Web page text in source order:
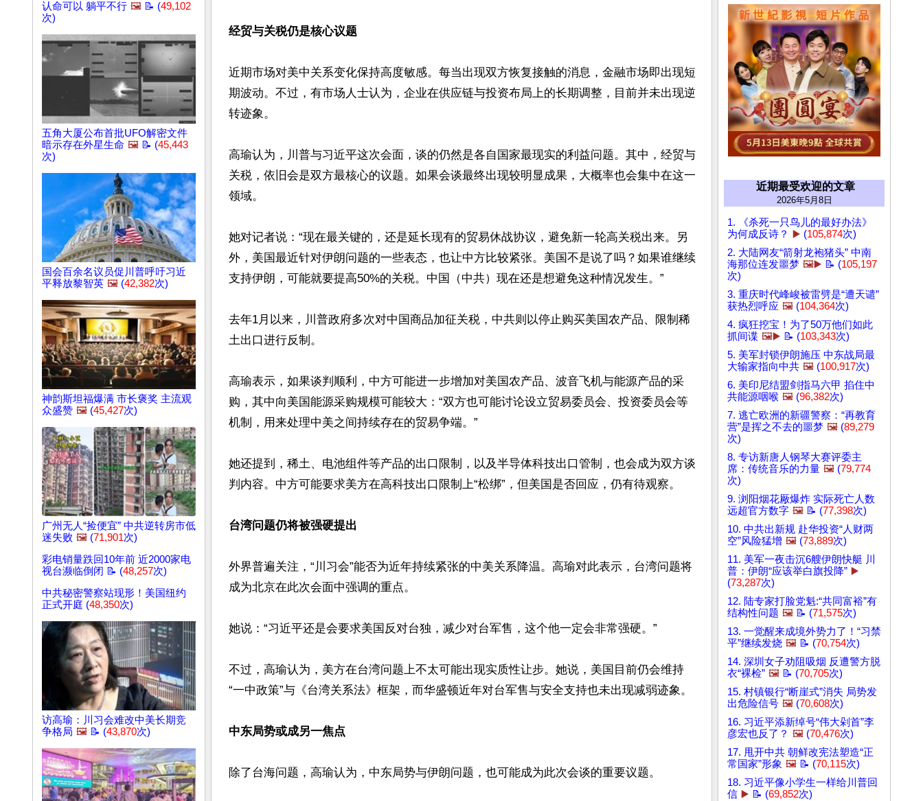
认命可以 躺平不行 🖼️ 📝 (49,102
次)
五角大厦公布首批UFO解密文件
暗示存在外星生命 🖼️ 📝 (45,443
次)
国会百余名议员促川普呼吁习近
平释放黎智英 🖼️ (42,382次)
神韵斯坦福爆满 市长褒奖 主流观
众盛赞 🖼️ (45,427次)
广州无人“捡便宜” 中共逆转房市低
迷失败 🖼️ (71,901次)
彩电销量跌回10年前 近2000家电
视台濒临倒闭 📝 (48,257次)
中共秘密警察站现形！美国纽约
正式开庭 (48,350次)
访高瑜：川习会难改中美长期竞
争格局 🖼️ 📝 (43,870次)
经贸与关税仍是核心议题
近期市场对美中关系变化保持高度敏感。每当出现双方恢复接触的消息，金融市场即出现短
期波动。不过，有市场人士认为，企业在供应链与投资布局上的长期调整，目前并未出现逆
转迹象。
高瑜认为，川普与习近平这次会面，谈的仍然是各自国家最现实的利益问题。其中，经贸与
关税，依旧会是双方最核心的议题。如果会谈最终出现较明显成果，大概率也会集中在这一
领域。
她对记者说：“现在最关键的，还是延长现有的贸易休战协议，避免新一轮高关税出来。另
外，美国最近针对伊朗问题的一些表态，也让中方比较紧张。美国不是说了吗？如果谁继续
支持伊朗，可能就要提高50%的关税。中国（中共）现在还是想避免这种情况发生。”
去年1月以来，川普政府多次对中国商品加征关税，中共则以停止购买美国农产品、限制稀
土出口进行反制。
高瑜表示，如果谈判顺利，中方可能进一步增加对美国农产品、波音飞机与能源产品的采
购，其中向美国能源采购规模可能较大：“双方也可能讨论设立贸易委员会、投资委员会等
机制，用来处理中美之间持续存在的贸易争端。”
她还提到，稀土、电池组件等产品的出口限制，以及半导体科技出口管制，也会成为双方谈
判内容。中方可能要求美方在高科技出口限制上“松绑”，但美国是否回应，仍有待观察。
台湾问题仍将被强硬提出
外界普遍关注，“川习会”能否为近年持续紧张的中美关系降温。高瑜对此表示，台湾问题将
成为北京在此次会面中强调的重点。
她说：“习近平还是会要求美国反对台独，减少对台军售，这个他一定会非常强硬。”
不过，高瑜认为，美方在台湾问题上不太可能出现实质性让步。她说，美国目前仍会维持
“一中政策”与《台湾关系法》框架，而华盛顿近年对台军售与安全支持也未出现减弱迹象。
中东局势或成另一焦点
除了台海问题，高瑜认为，中东局势与伊朗问题，也可能成为此次会谈的重要议题。
近期最受欢迎的文章
2026年5月8日
1. 《杀死一只鸟儿的最好办法》
为何成反诗？
▶️ (105,874次)
2. 大陆网友“箭射龙袍猪头” 中南
海那位连发噩梦 🖼️▶️ 📝 (105,197
次)
3. 重庆时代峰峻被雷劈是“遭天谴”
获热烈呼应 🖼️ (104,364次)
4. 疯狂挖宝！为了50万他们如此
抓间谍 🖼️▶️ 📝 (103,343次)
5. 美军封锁伊朗施压 中东战局最
大输家指向中共 🖼️ (100,917次)
6. 美印尼结盟剑指马六甲 掐住中
共能源咽喉 🖼️ (96,382次)
7. 逃亡欧洲的新疆警察：“再教育
营”是挥之不去的噩梦 🖼️ (89,279
次)
8. 专访新唐人钢琴大赛评委主
席：传统音乐的力量 🖼️ (79,774
次)
9. 浏阳烟花厰爆炸 实际死亡人数
远超官方数字 🖼️ 📝 (77,398次)
10. 中共出新规 赴华投资“人财两
空”风险猛增 🖼️ (73,889次)
11. 美军一夜击沉6艘伊朗快艇 川
普：伊朗“应该举白旗投降” ▶️
(73,287次)
12. 陆专家打脸党魁:“共同富裕”有
结构性问题 🖼️ 📝 (71,575次)
13. 一觉醒来成境外势力了！“习禁
平”继续发烧 🖼️ 📝 (70,754次)
14. 深圳女子劝阻吸烟 反遭警方脱
衣“裸检” 🖼️ 📝 (70,705次)
15. 村镇银行“断崖式”消失 局势发
出危险信号 🖼️ (70,608次)
16. 习近平添新绰号“伟大剁首”李
彦宏也反了？ 🖼️ (70,476次)
17. 甩开中共 朝鲜改宪法塑造“正
常国家”形象 🖼️ 📝 (70,115次)
18. 习近平像小学生一样给川普回
信 ▶️ 📝 (69,852次)